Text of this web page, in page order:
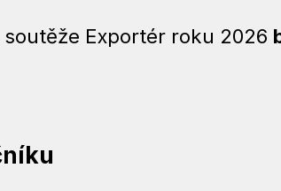
Exportér roku 2026